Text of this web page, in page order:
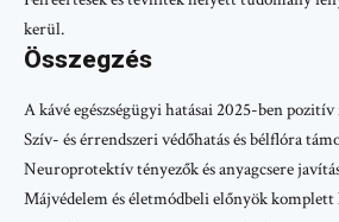
kerül.
Összegzés
A kávé egészségügyi hatásai 2025-ben
Szív- és érrendszeri védőhatás és bélflóra
Neuroprotektív tényezők és anyagcsere
Májvédelem és életmódbeli előnyök komplett